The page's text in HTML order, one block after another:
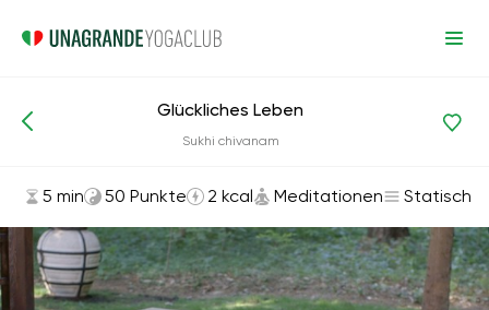
Asanas und Übungen Meditationen
Glückliches Leben
Sukhi chivanam
5 min 50 Punkte 2 kcal Meditationen Statisch